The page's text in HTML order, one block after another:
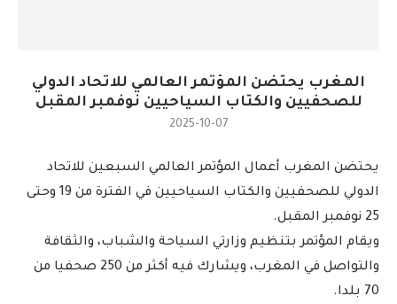
المغرب يحتضن المؤتمر العالمي للاتحاد الدولي
للصحفيين والكتاب السياحيين نوفمبر المقبل
2025-10-07
يحتضن المغرب أعمال المؤتمر العالمي السبعين للاتحاد
الدولي للصحفيين والكتاب السياحيين في الفترة من 19 وحتى
25 نوفمبر المقبل.
ويقام المؤتمر بتنظيم وزارتي السياحة والشباب، والثقافة
والتواصل في المغرب، ويشارك فيه أكثر من 250 صحفيا من
70 بلدا.